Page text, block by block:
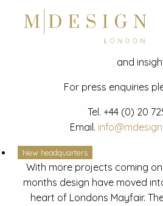
News
Latest mdesign development
and
For press enquiries
Tel. +44 (0) 20
Email.
New headquarters
With more projects coming
months design have moved
heart of Londons Mayfair.